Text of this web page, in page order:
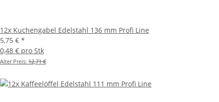
12x Kuchengabel Edelstahl 136 mm Profi Line
5,75 € *
0,48 € pro Stk
Alter Preis: 12,71 €